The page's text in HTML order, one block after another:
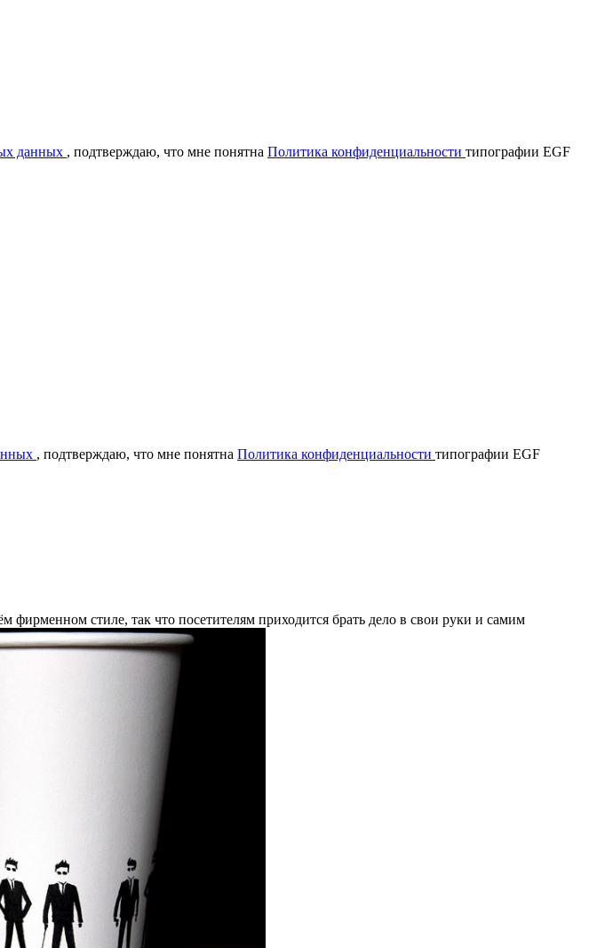
данных , подтверждаю, что мне понятна Политика конфиденциальности типографии EGF
, подтверждаю, что мне понятна Политика конфиденциальности типографии EGF
фирменном стиле, так что посетителям приходится брать дело в свои руки и самим